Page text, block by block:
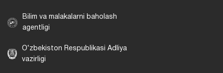
Bilim va malakalarni baholash
agentligi
O‘zbekiston Respublikasi Adliya
vazirligi